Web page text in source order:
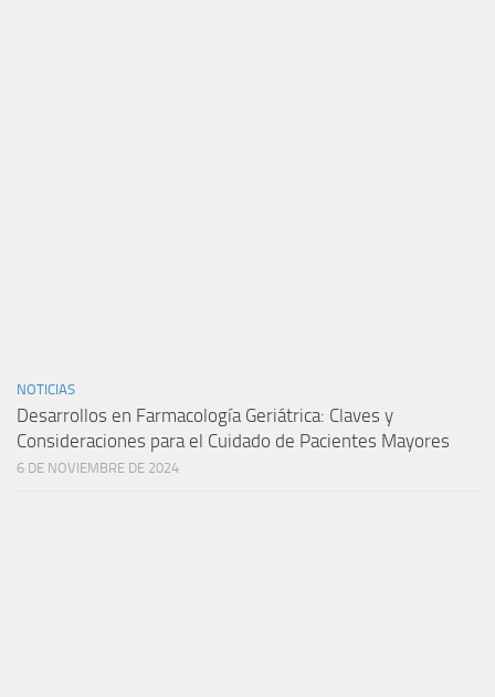
NOTICIAS
Desarrollos en Farmacología Geriátrica: Claves y
Consideraciones para el Cuidado de Pacientes Mayores
6 DE NOVIEMBRE DE 2024